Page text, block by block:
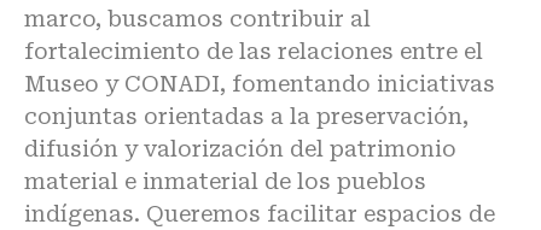
marco, buscamos contribuir al
fortalecimiento de las relaciones entre el
Museo y CONADI, fomentando iniciativas
conjuntas orientadas a la preservación,
difusión y valorización del patrimonio
material e inmaterial de los pueblos
indígenas. Queremos facilitar espacios de